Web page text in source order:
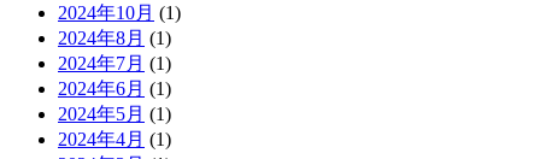
2024年10月 (1)
2024年8月 (1)
2024年7月 (1)
2024年6月 (1)
2024年5月 (1)
2024年4月 (1)